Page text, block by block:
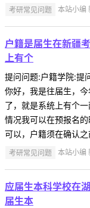
考研常见问题 本站小编
户籍是届生在新疆
上有个
提问问题:户籍学院:
你好，我是往届生，
了，就是系统上有个
情况我可以在预报名
可以，户籍须在确认
考研常见问题 本站小编
应届生本科学校在
届生本